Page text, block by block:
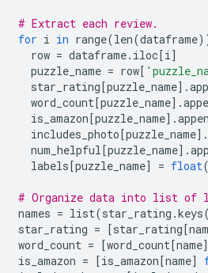
# Extract each review.
for i in range(len(dataframe
row = dataframe. iloc[i]
puzzle_name = row[
star_rating[puzzle_name].
word_count[puzzle_name].
is_amazon[puzzle_name].
includes_photo[puzzle_name].
num_helpful[puzzle_name].
labels[puzzle_name] = float(
# Organize data into list of
names = list(star_rating .keys
star_rating = [star_rating[
word_count = [word_count[name]
is_amazon = [is_amazon[name]